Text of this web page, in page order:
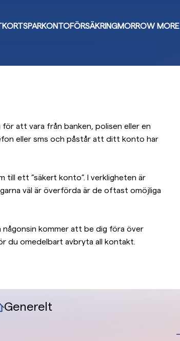
SPARKONTOFÖRSÄKRINGMORROW MORE
att vara från banken, polisen eller en
eller sms och påstår att ditt konto har
ett ”säkert konto”. I verkligheten är
väl är överförda är de oftast omöjliga
kommer att be dig föra över
du omedelbart avbryta all kontakt.
Generelt